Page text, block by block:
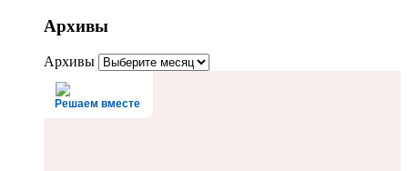
Архивы
Архивы
Решаем вместе